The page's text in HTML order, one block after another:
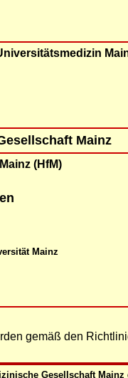
Mainz
(HfM)
Mainz
gemäß den
Gesellschaft